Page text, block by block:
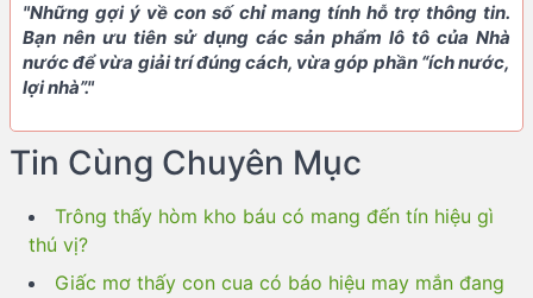
"Những gợi ý về con số chỉ mang tính hỗ trợ thông tin.
Bạn nên ưu tiên sử dụng các sản phẩm lô tô của Nhà
nước để vừa giải trí đúng cách, vừa góp phần “ích nước,
lợi nhà”."
Tin Cùng Chuyên Mục
Trông thấy hòm kho báu có mang đến tín hiệu gì
thú vị?
Giấc mơ thấy con cua có báo hiệu may mắn đang